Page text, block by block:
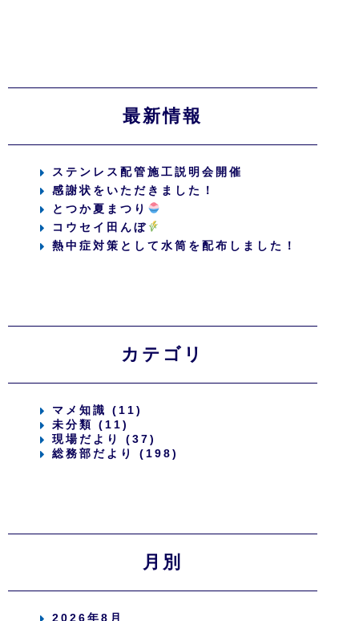
最新情報
ステンレス配管施工説明会開催
感謝状をいただきました！
とつか夏まつり
コウセイ田んぼ
熱中症対策として水筒を配布しました！
カテゴリ
マメ知識 (11)
未分類 (11)
現場だより (37)
総務部だより (198)
月別
2026年8月